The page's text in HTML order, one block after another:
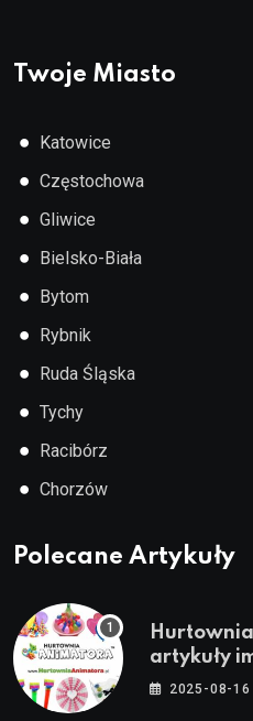
Twoje Miasto
● Katowice
● Częstochowa
● Gliwice
● Bielsko-Biała
● Bytom
● Rybnik
● Ruda Śląska
● Tychy
● Racibórz
● Chorzów
Polecane Artykuły
artykuły
stroje i
2025-08-16